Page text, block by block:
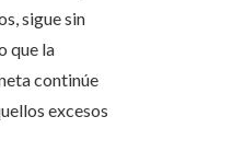
sigue sin
que la
continúe
excesos